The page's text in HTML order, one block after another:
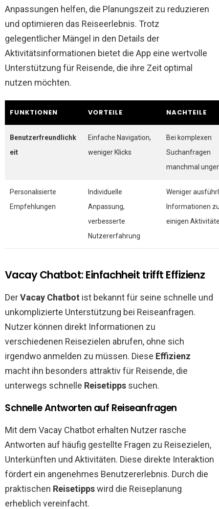
Anpassungen helfen, die Planungszeit zu reduzieren
und optimieren das Reiseerlebnis. Trotz
gelegentlicher Mängel in den Details der
Aktivitätsinformationen bietet die App eine wertvolle
Unterstützung für Reisende, die ihre Zeit optimal
nutzen möchten.
FUNKTIONEN VORTEILE NACHTEILE
Benutzerfreundlichk
eit
Einfache Navigation,
weniger Klicks
Bei komplexen
Suchanfragen
manchmal
Personalisierte
Empfehlungen
Individuelle
Anpassung,
verbesserte
Nutzererfahrung
Weniger
Informationen
einigen
Vacay Chatbot: Einfachheit trifft Effizienz
DerVacay Chatbot ist bekannt für seine schnelle und
unkomplizierte Unterstützung bei Reiseanfragen.
Nutzer können direkt Informationen zu
verschiedenen Reisezielen abrufen, ohne sich
irgendwo anmelden zu müssen. Diese Effizienz
macht ihn besonders attraktiv für Reisende, die
unterwegs schnelle Reisetipps suchen.
Schnelle Antworten auf Reiseanfragen
Mit dem Vacay Chatbot erhalten Nutzer rasche
Antworten auf häufig gestellte Fragen zu Reisezielen,
Unterkünften und Aktivitäten. Diese direkte Interaktion
fördert ein angenehmes Benutzererlebnis. Durch die
praktischen Reisetippswird die Reiseplanung
erheblich vereinfacht.